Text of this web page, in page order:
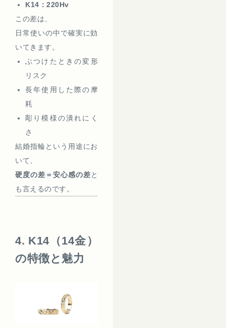
K14：220Hv
この差は、
日常使いの中で確実に効
いてきます。
ぶつけたときの変形
リスク
長年使用した際の摩
耗
彫り模様の潰れにく
さ
結婚指輪という用途にお
いて、
硬度の差＝安心感の差と
も言えるのです。
4. K14（14金）
の特徴と魅力